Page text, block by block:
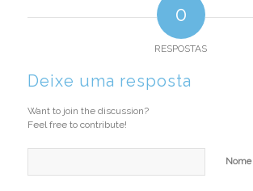
0
RESPOSTAS
Deixe uma resposta
Want to join the discussion?
Feel free to contribute!
Nome